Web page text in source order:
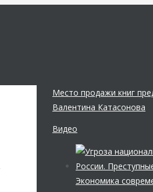
Место продажи книг
Валентина Катасонова
Видео
Экономика